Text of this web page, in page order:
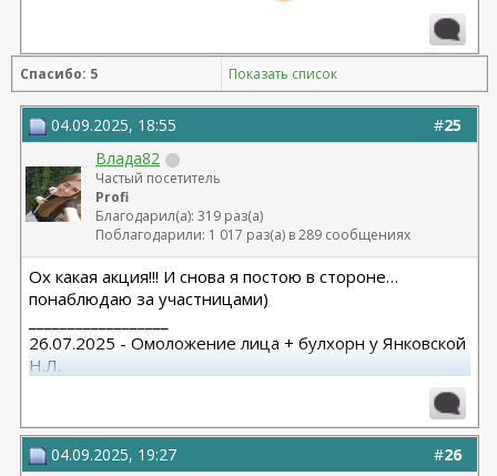
Спасибо: 5 Показать список
#25
04.09.2025, 18:55
Влада82
Частый посетитель
Profi
Благодарил(а): 319 раз(а)
Поблагодарили: 1 017 раз(а) в 289 сообщениях
Ох какая акция!!! И снова я постою в стороне…
понаблюдаю за участницами)
26.07.2025 - Омоложение лица + булхорн у Янковской
Н.Л.
#26
04.09.2025, 19:27